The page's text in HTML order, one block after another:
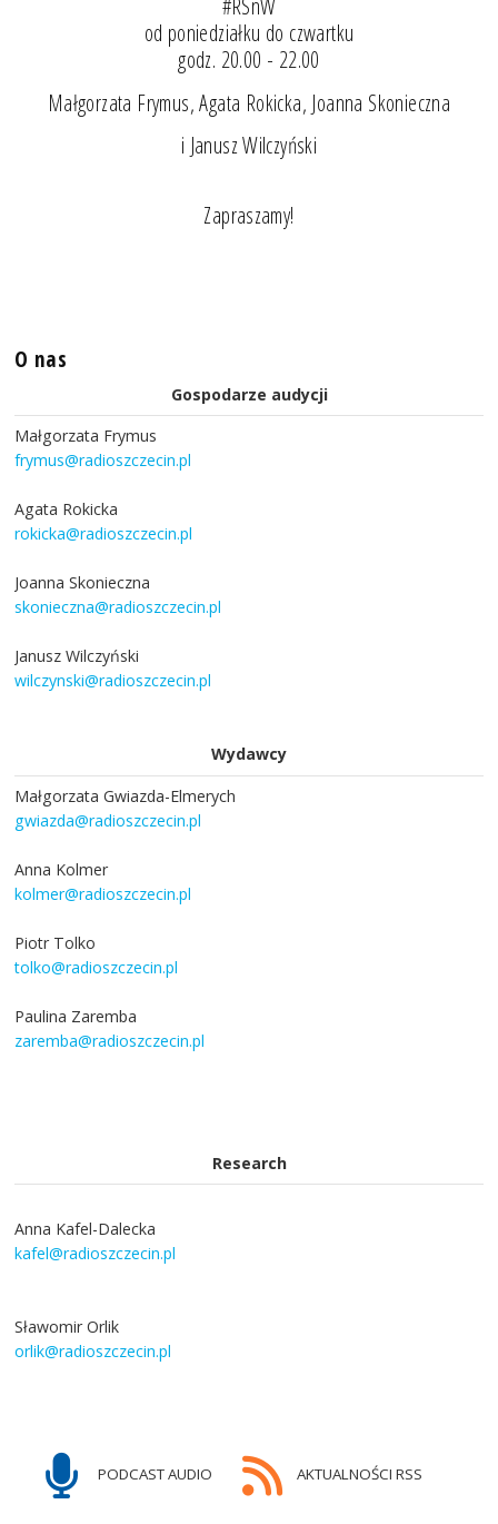
od poniedziałku do czwartku
godz. 20.00 - 22.00
Małgorzata Frymus, Agata Rokicka, Joanna Skonieczna
i Janusz Wilczyński
Zapraszamy!
O nas
Gospodarze audycji
Małgorzata Frymus
frymus@radioszczecin.pl
Agata Rokicka
rokicka@radioszczecin.pl
Joanna Skonieczna
skonieczna@radioszczecin.pl
Janusz Wilczyński
wilczynski@radioszczecin.pl
Wydawcy
Małgorzata Gwiazda-Elmerych
gwiazda@radioszczecin.pl
Anna Kolmer
kolmer@radioszczecin.pl
Piotr Tolko
tolko@radioszczecin.pl
Paulina Zaremba
zaremba@radioszczecin.pl
Research
Anna Kafel-Dalecka
kafel@radioszczecin.pl
Sławomir Orlik
orlik@radioszczecin.pl
PODCAST AUDIO AKTUALNOŚCI RSS